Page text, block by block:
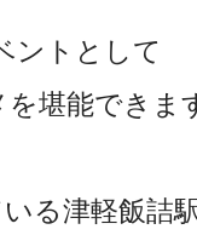
ントとして
堪能できま
る津軽飯詰